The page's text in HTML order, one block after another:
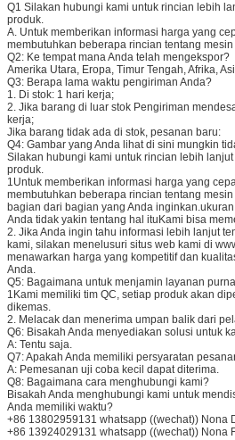
Q1 Silakan hubungi kami untuk rincian lebih
produk.
A. Untuk memberikan informasi harga yang
membutuhkan beberapa rincian tentang mesin
Q2: Ke tempat mana Anda telah mengekspor?
Amerika Utara, Eropa, Timur Tengah, Afrika,
Q3: Berapa lama waktu pengiriman Anda?
1. Di stok: 1 hari kerja;
2. Jika barang di luar stok Pengiriman
kerja;
Jika barang tidak ada di stok, pesanan baru:
Q4: Gambar yang Anda lihat di sini mungkin
Silakan hubungi kami untuk rincian lebih
produk.
1Untuk memberikan informasi harga yang
membutuhkan beberapa rincian tentang
bagian dari bagian yang Anda
Anda tidak yakin tentang hal ituKami bisa
2. Jika Anda ingin tahu informasi lebih lanjut
kami, silakan menelusuri situs web kami di
menawarkan harga yang kompetitif dan
Anda.
Q5: Bagaimana untuk menjamin layanan
1Kami memiliki tim QC, setiap produk akan
dikemas.
2. Melacak dan menerima umpan balik dari
Q6: Bisakah Anda menyediakan solusi untuk
A: Tentu saja.
Q7: Apakah Anda memiliki persyaratan
A: Pemesanan uji coba kecil dapat diterima.
Q8: Bagaimana cara menghubungi kami?
Bisakah Anda menghubungi kami untuk
Anda memiliki waktu?
+86 13802959131 whatsapp ((wechat)) Nona
+86 13924029131 whatsapp ((wechat)) Nona